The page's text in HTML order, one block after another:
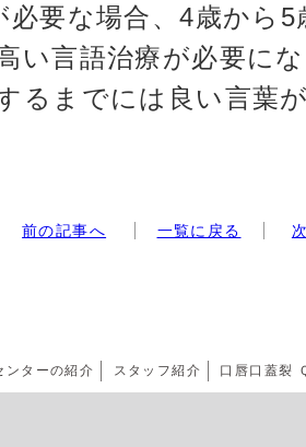
必要な場合、4歳から
い言語治療が必要に
るまでには良い言葉
前の記事へ 一覧に戻る
ンターの紹介 スタッフ紹介 口唇口蓋裂